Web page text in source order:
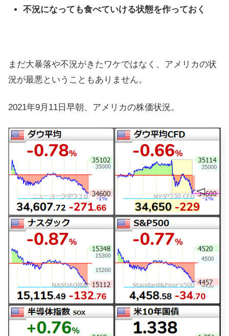
不況になっても食べていける状態を作っておく
まだ大暴落や不況がきたワケではなく、アメリカの状
況が最悪ということもありません。
2021年9月11日早朝、アメリカの株価状況。